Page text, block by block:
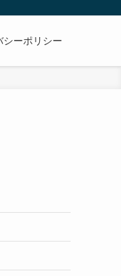
シーポリシー